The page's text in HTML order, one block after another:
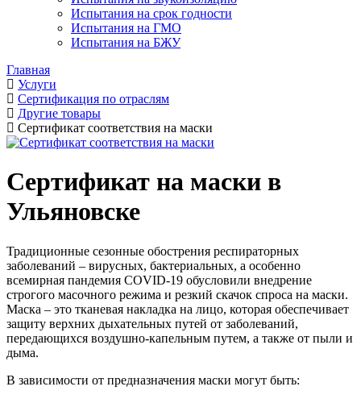
Испытания на срок годности
Испытания на ГМО
Испытания на БЖУ
Главная
Услуги
Сертификация по отраслям
Другие товары
Сертификат соответствия на маски
Сертификат на маски в
Ульяновске
Традиционные сезонные обострения респираторных
заболеваний – вирусных, бактериальных, а особенно
всемирная пандемия COVID-19 обусловили внедрение
строгого масочного режима и резкий скачок спроса на маски.
Маска – это тканевая накладка на лицо, которая обеспечивает
защиту верхних дыхательных путей от заболеваний,
передающихся воздушно-капельным путем, а также от пыли и
дыма.
В зависимости от предназначения маски могут быть: